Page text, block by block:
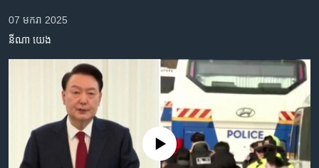
ទំព័រ​
ព័ត៌មាន​​
ហេឡូវីអូអេ
កម្ពុជាច្នៃប្រតិដ្ឋ
ព្រឹត្តិការណ៍ព័ត៌មាន
ទូរទស្សន៍ / វីដេអូ​
វិទ្យុ / ផតខាសថ៍
កម្មវិធីទាំងអស់
07 មករា 2025
នីណា យេង
No media source currently available